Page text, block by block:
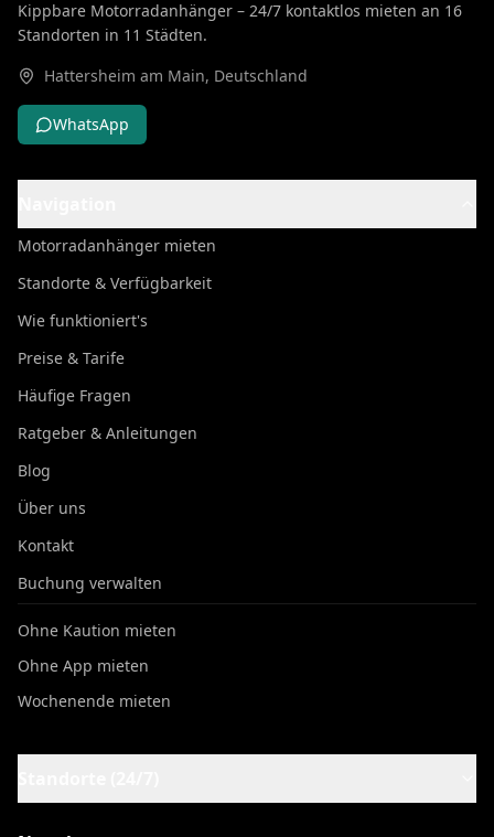
Kippbare Motorradanhänger – 24/7 kontaktlos mieten an 16
Standorten in 11 Städten.
Hattersheim am Main, Deutschland
WhatsApp
Motorradanhänger mieten
Standorte & Verfügbarkeit
Wie funktioniert's
Preise & Tarife
Häufige Fragen
Ratgeber & Anleitungen
Blog
Über uns
Kontakt
Buchung verwalten
Ohne Kaution mieten
Ohne App mieten
Wochenende mieten